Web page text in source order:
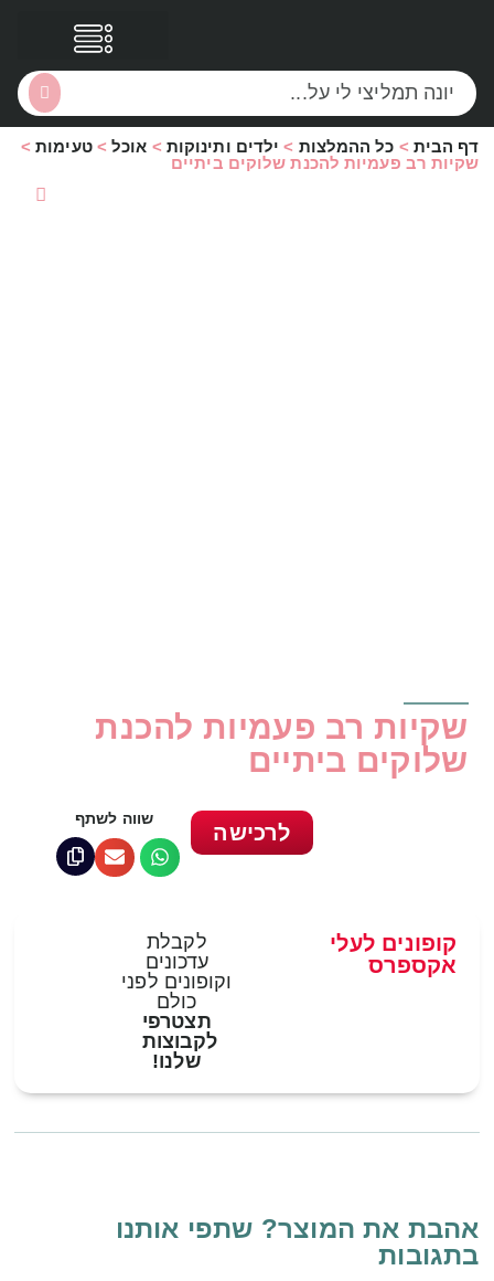
דף הבית > כל ההמלצות > ילדים ותינוקות > אוכל>טעימות>
שקיות רב פעמיות להכנת שלוקים ביתיים
שקיות רב פעמיות להכנת
שלוקים ביתיים
שווה לשתף
לרכישה
לקבלת
עדכונים
וקופונים לפני
כולם
תצטרפי
לקבוצות
שלנו!
קופונים לעלי
אקספרס
אהבת את המוצר? שתפי אותנו
בתגובות